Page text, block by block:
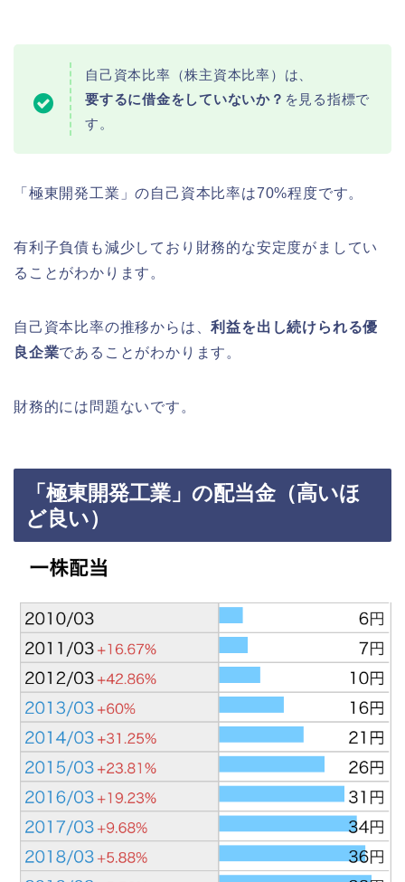
自己資本比率（株主資本比率）は、
要するに借金をしていないか？ を見る指標で
す。
「極東開発工業」の自己資本比率は70%程度です。
有利子負債も減少しており財務的な安定度がましてい
ることがわかります。
自己資本比率の推移からは、利益を出し続けられる優
良企業であることがわかります。
財務的には問題ないです。
「極東開発工業」の配当金（高いほ
ど良い）